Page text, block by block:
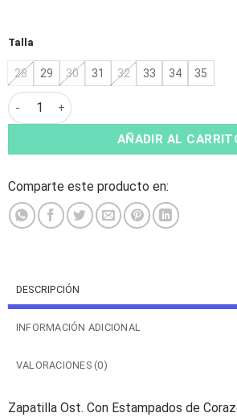
Talla
28 29 30 31 32 33 34 35
Zapatilla Ost. Spring Print cantidad
AÑADIR AL
Alternative:
Comparte este producto en:
DESCRIPCIÓN
INFORMACIÓN ADICIONAL
VALORACIONES (0)
Zapatilla Ost. Con Estampados de